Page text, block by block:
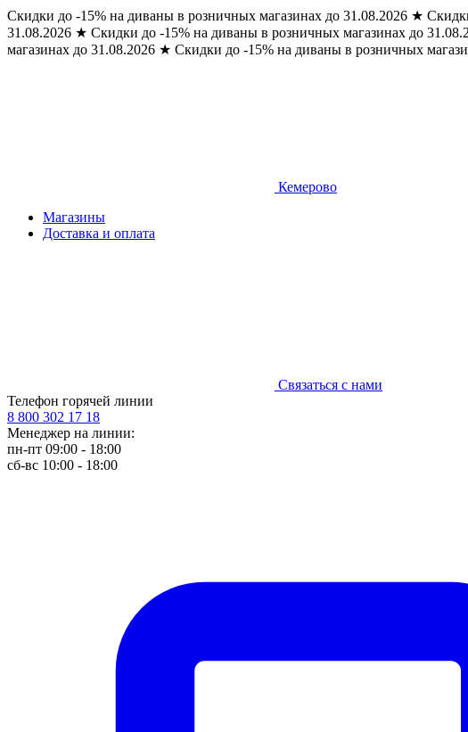
Скидки до -15% на диваны в розничных магазинах до 31.08.2026 ★
31.08.2026 ★ Скидки до -15% на диваны в розничных магазинах до
магазинах до 31.08.2026 ★ Скидки до -15% на диваны в розничных
Кемерово
Магазины
Доставка и оплата
Связаться с нами
Телефон горячей линии
8 800 302 17 18
Менеджер на линии:
пн-пт 09:00 - 18:00
сб-вс 10:00 - 18:00